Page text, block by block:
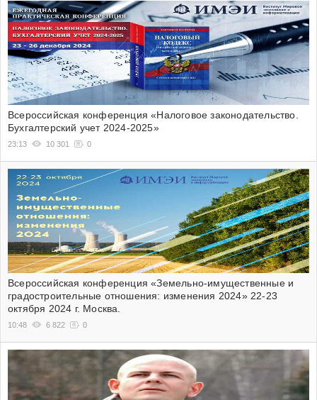
Всероссийская конференция «Налоговое законодательство.
Бухгалтерский учет 2024-2025»
23:13 10 301 0
Всероссийская конференция «Земельно-имущественные и
градостроительные отношения: изменения 2024» 22-23
октября 2024 г. Москва.
10:48 6 822 0